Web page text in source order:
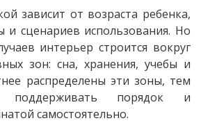
зависит от возраста ребенка,
сценариев использования. Но
интерьер строится вокруг
зон: сна, хранения, учебы и
распределены эти зоны, тем
поддерживать порядок и
самостоятельно.